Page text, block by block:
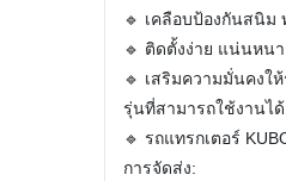
🔹 เคลือบป้องกันสนิ
🔹 ติดตั้งง่าย แน่นหน
🔹 เสริมความมั่นคงใ
รุ่นที่สามารถใช้งานไ
🔹 รถแทรกเตอร์
การจัดส่ง: